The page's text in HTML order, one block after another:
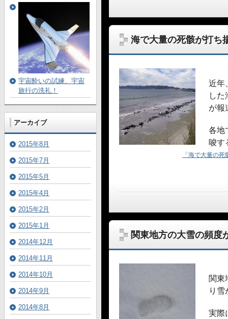
海で大量の死骸が打ち
近年
した
が報
各地
唆す
「海で大量の
関東地方の大雪の頻度
関東
り雪
実際
宇宙酔いの試練、宇宙
旅行の洗礼！
アーカイブ
2015年8月
2015年7月
2015年5月
2015年4月
2015年2月
2015年1月
2014年12月
2014年11月
2014年10月
2014年9月
2014年8月